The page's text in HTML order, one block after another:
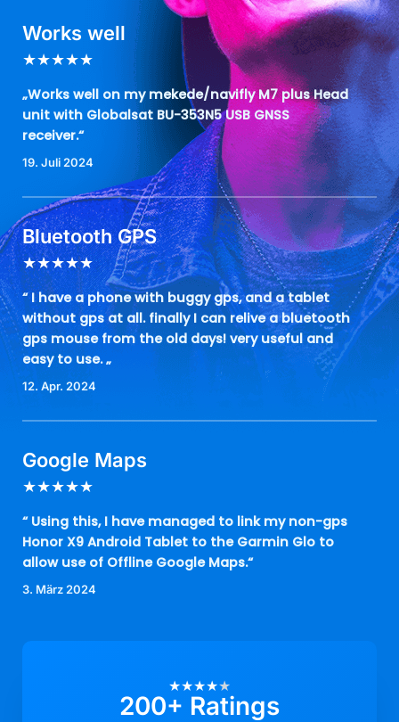
Works well
★★★★★
„Works well on my mekede/navifly M7 plus Head
unit with Globalsat BU-353N5 USB GNSS
receiver.“
19. Juli 2024
Bluetooth GPS
★★★★★
“ I have a phone with buggy gps, and a tablet
without gps at all. finally I can relive a bluetooth
gps mouse from the old days! very useful and
easy to use. „
12. Apr. 2024
Google Maps
★★★★★
“ Using this, I have managed to link my non-gps
Honor X9 Android Tablet to the Garmin Glo to
allow use of Offline Google Maps.“
3. März 2024
★★★★★
200+ Ratings